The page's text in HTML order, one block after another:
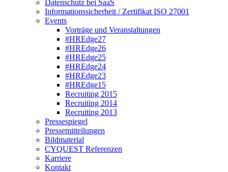
Datenschutz bei SaaS
Informationssicherheit / Zertifikat ISO 27001
Events
Vorträge und Veranstaltungen
#HREdge27
#HREdge26
#HREdge25
#HREdge24
#HREdge23
#HREdge15
Recruiting 2015
Recruiting 2014
Recruiting 2013
Pressespiegel
Pressemitteilungen
Bildmaterial
CYQUEST Referenzen
Karriere
Kontakt